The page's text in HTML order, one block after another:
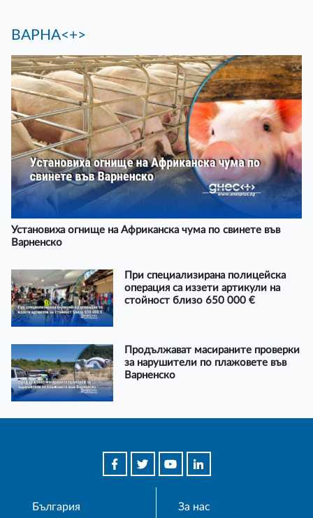
ВАРНА<+>
Установиха огнище на Африканска чума по свинете във
Варненско
При специализирана полицейска
операция са иззети артикули на
стойност близо 650 000 €
Продължават масираните проверки
за нарушители по плажовете във
Варненско
България
За нас